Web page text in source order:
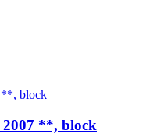
2007 **, block